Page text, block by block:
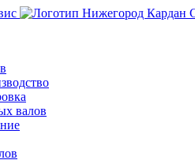
валов